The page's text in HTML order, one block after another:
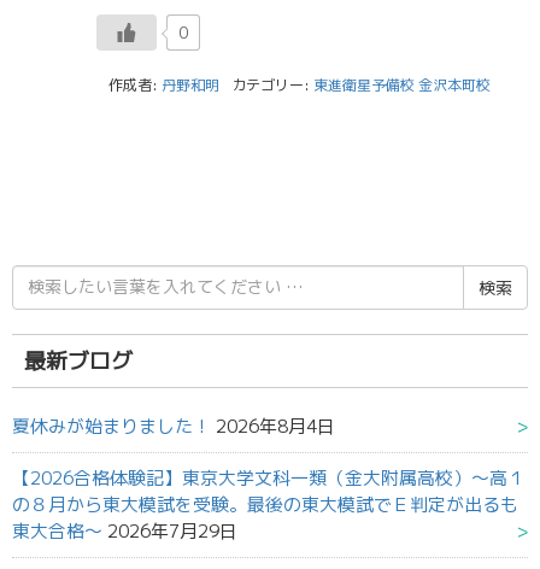
0
作成者: 丹野和明 カテゴリー: 東進衛星予備校 金沢本町校
検
索
結
果:
最新ブログ
夏休みが始まりました！ 2026年8月4日
【2026合格体験記】東京大学文科一類（金大附属高校）～高１
の８月から東大模試を受験。最後の東大模試でＥ判定が出るも
東大合格～ 2026年7月29日